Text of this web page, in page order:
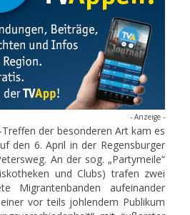
- Anzeige -
Treffen der besonderen Art kam es
den 6. April in der Regensburger
An der sog. „Partymeile“
und Clubs) trafen zwei
Migrantenbanden aufeinander
vor teils johlendem Publikum